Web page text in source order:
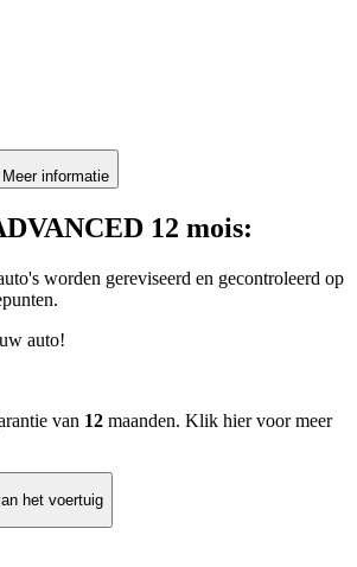
Meer informatie
12 mois:
worden gereviseerd en gecontroleerd op
auto!
van 12 maanden. Klik hiervoor meer
het voertuig